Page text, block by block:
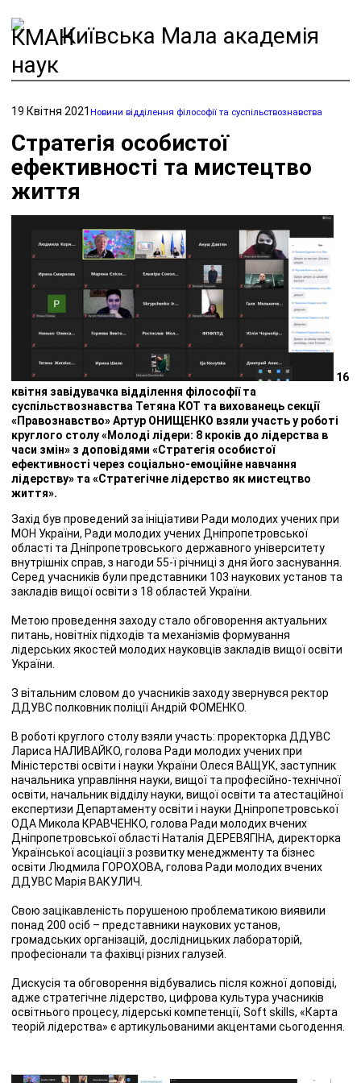
Київська Мала академія
наук
19 Квітня 2021 Новини відділення філософії та суспільствознавства
Стратегія особистої
ефективності та мистецтво
життя
16
квітня завідувачка відділення філософії та
суспільствознавства Тетяна КОТ та вихованець секції
«Правознавство» Артур ОНИЩЕНКО взяли участь у роботі
круглого столу «Молоді лідери: 8 кроків до лідерства в
часи змін» з доповідями «Стратегія особистої
ефективності через соціально-емоційне навчання
лідерству» та «Стратегічне лідерство як мистецтво
життя».
Захід був проведений за ініціативи Ради молодих учених при
МОН України, Ради молодих учених Дніпропетровської
області та Дніпропетровського державного університету
внутрішніх справ, з нагоди 55-ї річниці з дня його заснування.
Серед учасників були представники 103 наукових установ та
закладів вищої освіти з 18 областей України.
Метою проведення заходу стало обговорення актуальних
питань, новітніх підходів та механізмів формування
лідерських якостей молодих науковців закладів вищої освіти
України.
З вітальним словом до учасників заходу звернувся ректор
ДДУВС полковник поліції Андрій ФОМЕНКО.
В роботі круглого столу взяли участь: проректорка ДДУВС
Лариса НАЛИВАЙКО, голова Ради молодих учених при
Міністерстві освіти і науки України Олеся ВАЩУК, заступник
начальника управління науки, вищої та професійно-технічної
освіти, начальник відділу науки, вищої освіти та атестаційної
експертизи Департаменту освіти і науки Дніпропетровської
ОДА Микола КРАВЧЕНКО, голова Ради молодих вчених
Дніпропетровської області Наталія ДЕРЕВЯГІНА, директорка
Української асоціації з розвитку менеджменту та бізнес
освіти Людмила ГОРОХОВА, голова Ради молодих вчених
ДДУВС Марія ВАКУЛИЧ.
Свою зацікавленість порушеною проблематикою виявили
понад 200 осіб – представники наукових установ,
громадських організацій, дослідницьких лабораторій,
професіонали та фахівці різних галузей.
Дискусія та обговорення відбувались після кожної доповіді,
адже стратегічне лідерство, цифрова культура учасників
освітнього процесу, лідерські компетенції, Soft skills, «Карта
теорій лідерства» є артикульованими акцентами сьогодення.